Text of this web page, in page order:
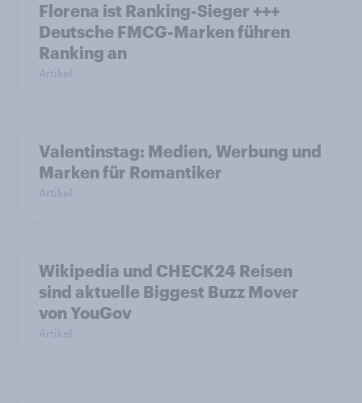
Florena ist Ranking-Sieger +++
Deutsche FMCG-Marken führen
Ranking an
Artikel
Valentinstag: Medien, Werbung und
Marken für Romantiker
Artikel
Wikipedia und CHECK24 Reisen
sind aktuelle Biggest Buzz Mover
von YouGov
Artikel